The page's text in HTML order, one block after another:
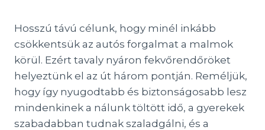
​Hosszú távú célunk, hogy minél inkább
csökkentsük az autós forgalmat a malmok
körül. Ezért tavaly nyáron fekvőrendőröket
helyeztünk el az út három pontján. Reméljük,
hogy így nyugodtabb és biztonságosabb lesz
mindenkinek a nálunk töltött idő, a gyerekek
szabadabban tudnak szaladgálni, és a